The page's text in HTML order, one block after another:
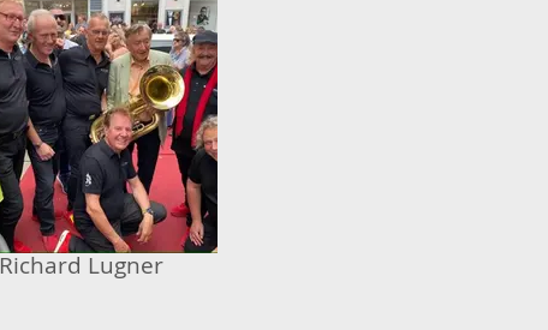
Richard Lugner